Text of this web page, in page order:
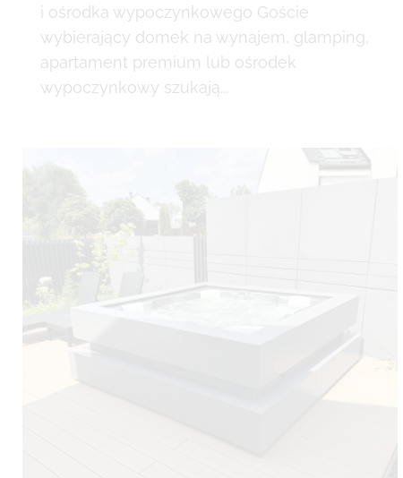
i ośrodka wypoczynkowego Goście
wybierający domek na wynajem, glamping,
apartament premium lub ośrodek
wypoczynkowy szukają...